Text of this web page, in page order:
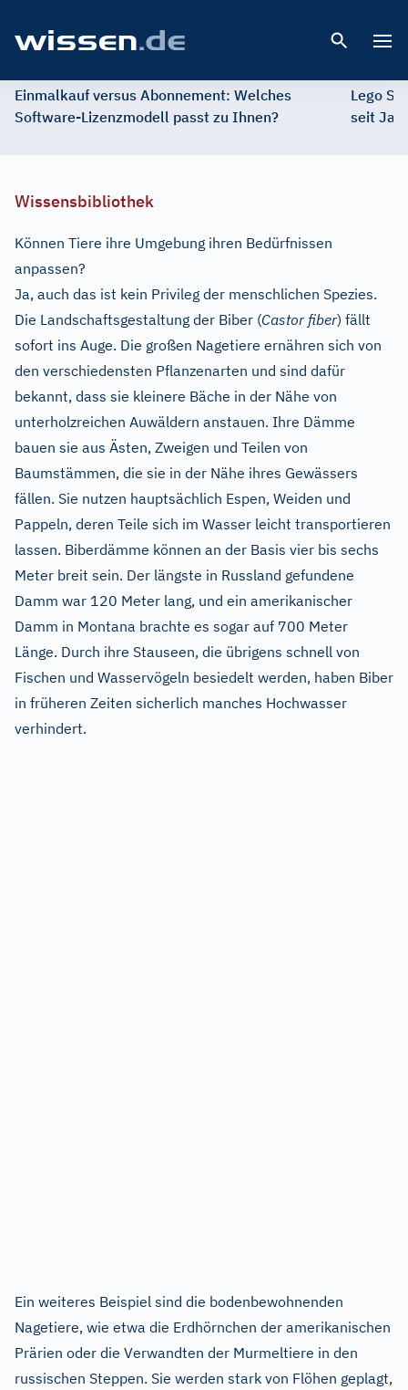
Einmalkauf versus Abonnement: Welches
Software-Lizenzmodell passt zu Ihnen?
Lego
seit
Wissensbibliothek
Können Tiere ihre Umgebung ihren Bedürfnissen
anpassen?
Ja, auch das ist kein Privileg der menschlichen Spezies.
Die Landschaftsgestaltung der Biber (Castor fiber) fällt
sofort ins Auge. Die großen Nagetiere ernähren sich von
den verschiedensten Pflanzenarten und sind dafür
bekannt, dass sie kleinere Bäche in der Nähe von
unterholzreichen Auwäldern anstauen. Ihre Dämme
bauen sie aus Ästen, Zweigen und Teilen von
Baumstämmen, die sie in der Nähe ihres Gewässers
fällen. Sie nutzen hauptsächlich Espen, Weiden und
Pappeln, deren Teile sich im Wasser leicht transportieren
lassen. Biberdämme können an der Basis vier bis sechs
Meter breit sein. Der längste in Russland gefundene
Damm war 120 Meter lang, und ein amerikanischer
Damm in Montana brachte es sogar auf 700 Meter
Länge. Durch ihre Stauseen, die übrigens schnell von
Fischen und Wasservögeln besiedelt werden, haben Biber
in früheren Zeiten sicherlich manches Hochwasser
verhindert.
Ein weiteres Beispiel sind die bodenbewohnenden
Nagetiere, wie etwa die Erdhörnchen der amerikanischen
Prärien oder die Verwandten der Murmeltiere in den
russischen Steppen. Sie werden stark von Flöhen geplagt,